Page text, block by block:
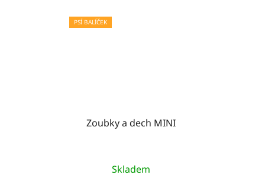
PSÍ BALÍČEK
Zoubky a dech MINI
Skladem